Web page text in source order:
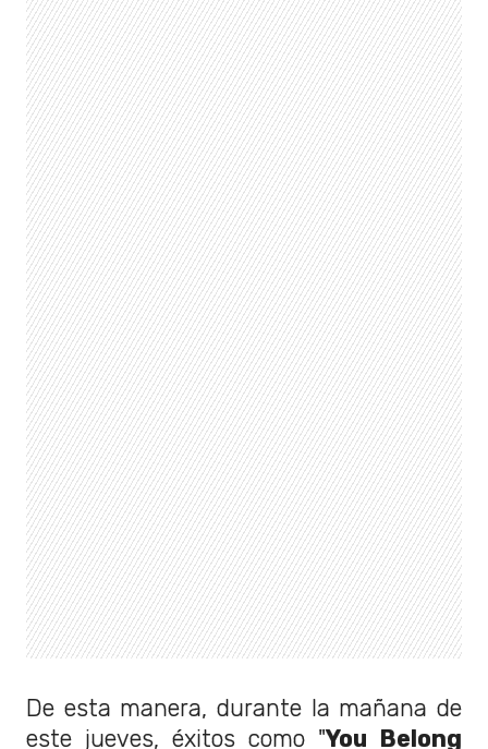
De esta manera, durante la mañana de
este jueves, éxitos como "You Belong